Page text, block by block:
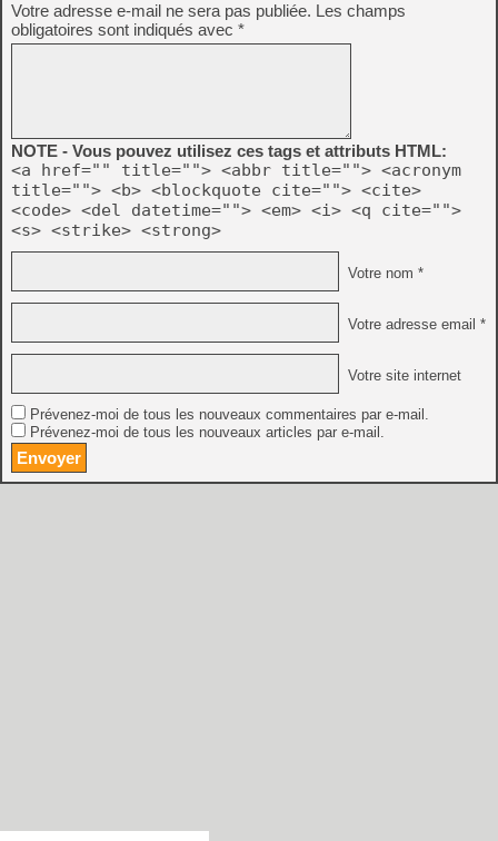
Votre adresse e-mail ne sera pas publiée. Les champs
obligatoires sont indiqués avec *
NOTE - Vous pouvez utilisez ces tags et attributs HTML:
<a href="" title=""> <abbr title=""> <acronym
title=""> <b> <blockquote cite=""> <cite>
<code> <del datetime=""> <em> <i> <q cite="">
<s> <strike> <strong>
Votre nom *
Votre adresse email *
Votre site internet
Prévenez-moi de tous les nouveaux commentaires par e-mail.
Prévenez-moi de tous les nouveaux articles par e-mail.